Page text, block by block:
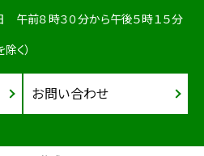
午前８時３０分から午後５時１５分
く）
お問い合わせ